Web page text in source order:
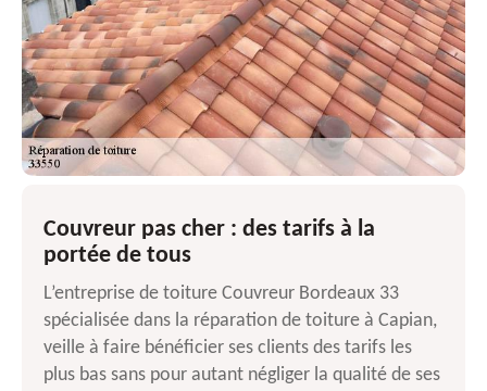
Couvreur pas cher : des tarifs à la
portée de tous
L’entreprise de toiture Couvreur Bordeaux 33
spécialisée dans la réparation de toiture à Capian,
veille à faire bénéficier ses clients des tarifs les
plus bas sans pour autant négliger la qualité de ses